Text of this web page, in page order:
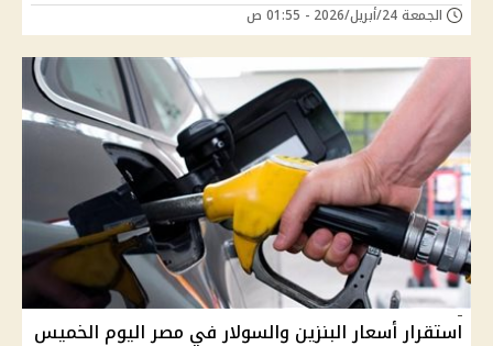
الجمعة 24/أبريل/2026 - 01:55 ص
استقرار أسعار البنزين والسولار في مصر اليوم الخميس